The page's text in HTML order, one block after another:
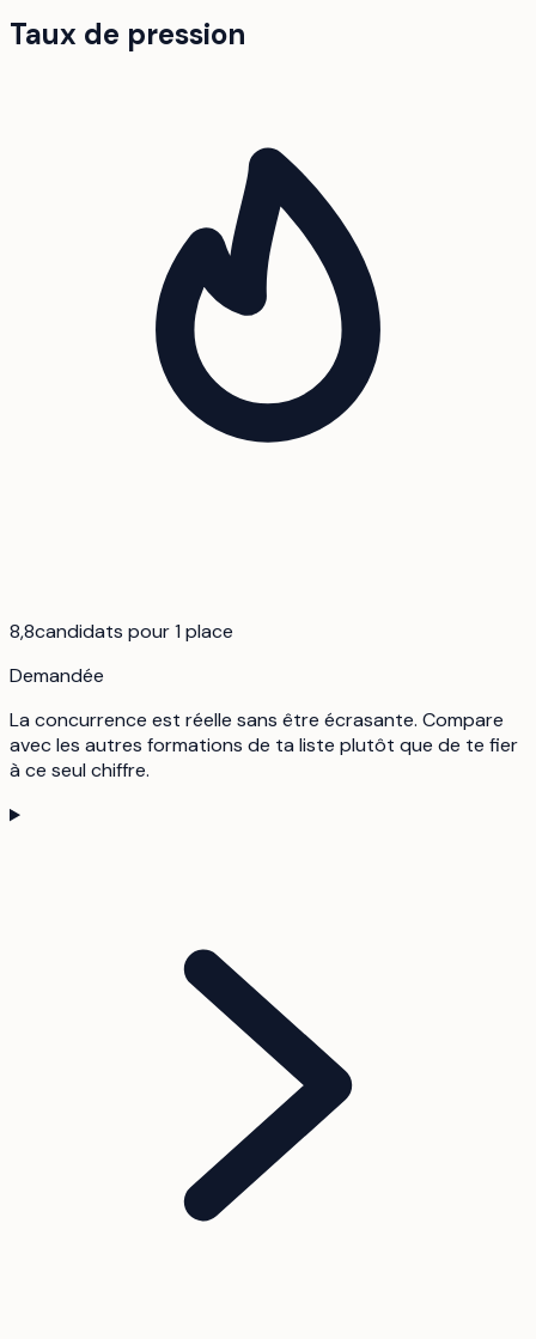
Taux de pression
8,8candidats pour 1 place
Demandée
La concurrence est réelle sans être écrasante. Compare
avec les autres formations de ta liste plutôt que de te fier
à ce seul chiffre.